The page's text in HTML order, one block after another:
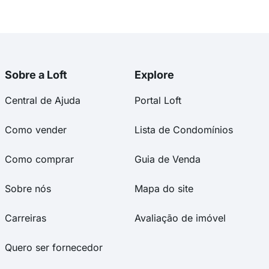
Sobre a Loft
Central de Ajuda
Como vender
Como comprar
Sobre nós
Carreiras
Quero ser fornecedor
Explore
Portal Loft
Lista de Condomínios
Guia de Venda
Mapa do site
Avaliação de imóvel